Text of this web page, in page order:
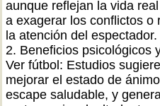
aunque reflejan la vida
a exagerar los conflictos o
la atención del espectador.
2. Beneficios psicológicos
Ver fútbol: Estudios
mejorar el estado de
escape saludable, y